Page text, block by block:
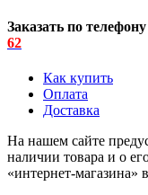
Заказать по
62
Как купить
Оплата
Доставка
На нашем сайте
наличии товара и о
«интернет-магазина»